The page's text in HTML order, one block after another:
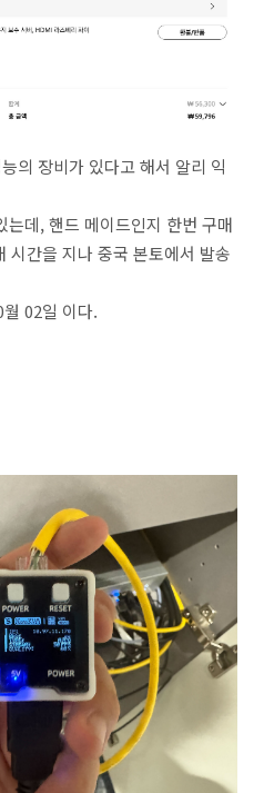
의 장비가 있다고 해서 알리 익
는데, 핸드 메이드인지 한번 구매
시간을 지나 중국 본토에서 발송
02일 이다.